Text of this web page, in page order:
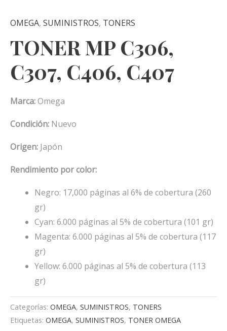
OMEGA, SUMINISTROS, TONERS
TONER MP C306,
C307, C406, C407
Marca:Omega
Condición: Nuevo
Origen: Japón
Rendimiento por color:
Negro: 17,000 páginas al 6% de cobertura (260
gr)
Cyan: 6.000 páginas al 5% de cobertura (101 gr)
Magenta: 6.000 páginas al 5% de cobertura (117
gr)
Yellow: 6.000 páginas al 5% de cobertura (113
gr)
Categorías: OMEGA, SUMINISTROS, TONERS
Etiquetas: OMEGA, SUMINISTROS, TONER OMEGA